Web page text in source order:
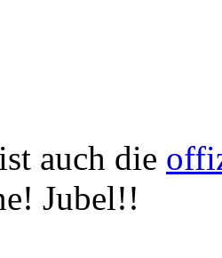
auch die
Jubel!!